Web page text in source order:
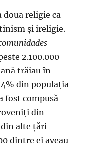
doua religie ca
și ireligie.
2.100.000
trăiau în
din populația
fost compusă
din
din alte țări
dintre ei aveau